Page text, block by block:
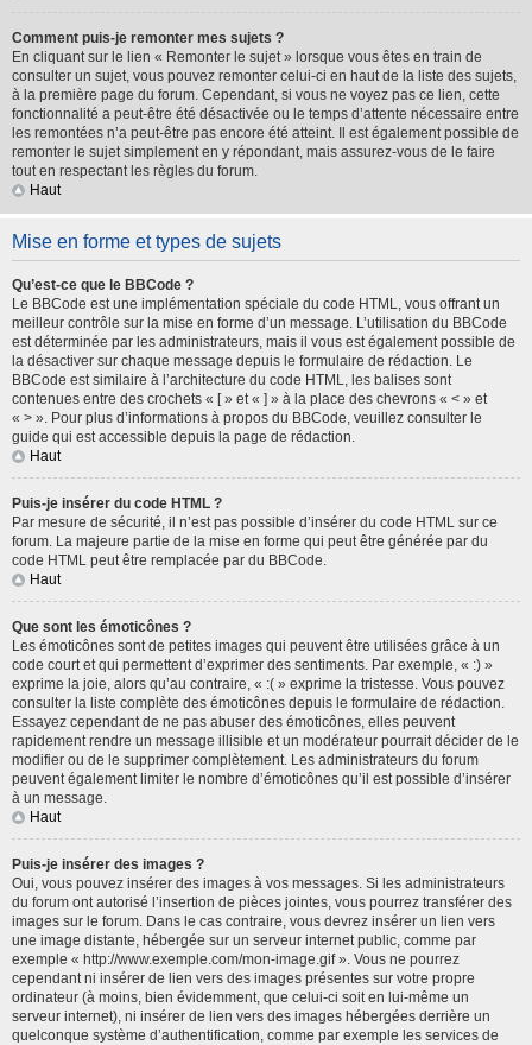
Comment puis-je remonter mes sujets ?
En cliquant sur le lien « Remonter le sujet » lorsque vous êtes en train de
consulter un sujet, vous pouvez remonter celui-ci en haut de la liste des sujets,
à la première page du forum. Cependant, si vous ne voyez pas ce lien, cette
fonctionnalité a peut-être été désactivée ou le temps d’attente nécessaire entre
les remontées n’a peut-être pas encore été atteint. Il est également possible de
remonter le sujet simplement en y répondant, mais assurez-vous de le faire
tout en respectant les règles du forum.
Haut
Mise en forme et types de sujets
Qu’est-ce que le BBCode ?
Le BBCode est une implémentation spéciale du code HTML, vous offrant un
meilleur contrôle sur la mise en forme d’un message. L’utilisation du BBCode
est déterminée par les administrateurs, mais il vous est également possible de
la désactiver sur chaque message depuis le formulaire de rédaction. Le
BBCode est similaire à l’architecture du code HTML, les balises sont
contenues entre des crochets « [ » et « ] » à la place des chevrons « < » et
« > ». Pour plus d’informations à propos du BBCode, veuillez consulter le
guide qui est accessible depuis la page de rédaction.
Haut
Puis-je insérer du code HTML ?
Par mesure de sécurité, il n’est pas possible d’insérer du code HTML sur ce
forum. La majeure partie de la mise en forme qui peut être générée par du
code HTML peut être remplacée par du BBCode.
Haut
Que sont les émoticônes ?
Les émoticônes sont de petites images qui peuvent être utilisées grâce à un
code court et qui permettent d’exprimer des sentiments. Par exemple, « :) »
exprime la joie, alors qu’au contraire, « :( » exprime la tristesse. Vous pouvez
consulter la liste complète des émoticônes depuis le formulaire de rédaction.
Essayez cependant de ne pas abuser des émoticônes, elles peuvent
rapidement rendre un message illisible et un modérateur pourrait décider de le
modifier ou de le supprimer complètement. Les administrateurs du forum
peuvent également limiter le nombre d’émoticônes qu’il est possible d’insérer
à un message.
Haut
Puis-je insérer des images ?
Oui, vous pouvez insérer des images à vos messages. Si les administrateurs
du forum ont autorisé l’insertion de pièces jointes, vous pourrez transférer des
images sur le forum. Dans le cas contraire, vous devrez insérer un lien vers
une image distante, hébergée sur un serveur internet public, comme par
exemple « http://www.exemple.com/mon-image.gif ». Vous ne pourrez
cependant ni insérer de lien vers des images présentes sur votre propre
ordinateur (à moins, bien évidemment, que celui-ci soit en lui-même un
serveur internet), ni insérer de lien vers des images hébergées derrière un
quelconque système d’authentification, comme par exemple les services de